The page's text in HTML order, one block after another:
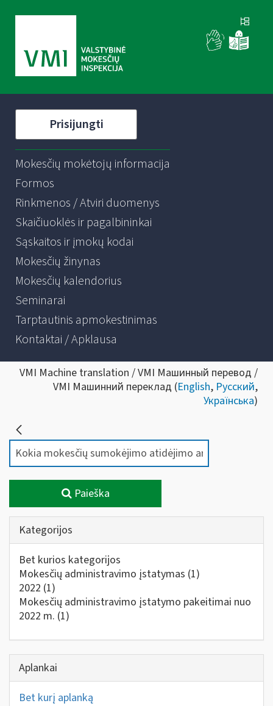
Prisijungti
Mokesčių mokėtojų informacija
Formos
Rinkmenos / Atviri duomenys
Skaičiuoklės ir pagalbininkai
Sąskaitos ir įmokų kodai
Mokesčių žinynas
Mokesčių kalendorius
Seminarai
Tarptautinis apmokestinimas
Kontaktai / Apklausa
VMI Machine translation / VMI Машинный перевод /
VMI Машинний переклад (English, Русский,
Українська)
Paieška
Kategorijos
Bet kurios kategorijos
Mokesčių administravimo įstatymas (1)
2022 (1)
Mokesčių administravimo įstatymo pakeitimai nuo
2022 m. (1)
Aplankai
Bet kurį aplanką